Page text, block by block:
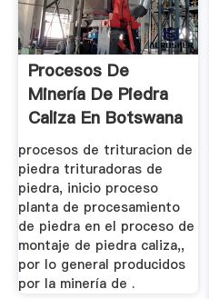
Procesos De
Minería De Piedra
Caliza En Botswana
procesos de trituracion de
piedra trituradoras de
piedra, inicio proceso
planta de procesamiento
de piedra en el proceso de
montaje de piedra caliza,,
por lo general producidos
por la minería de .